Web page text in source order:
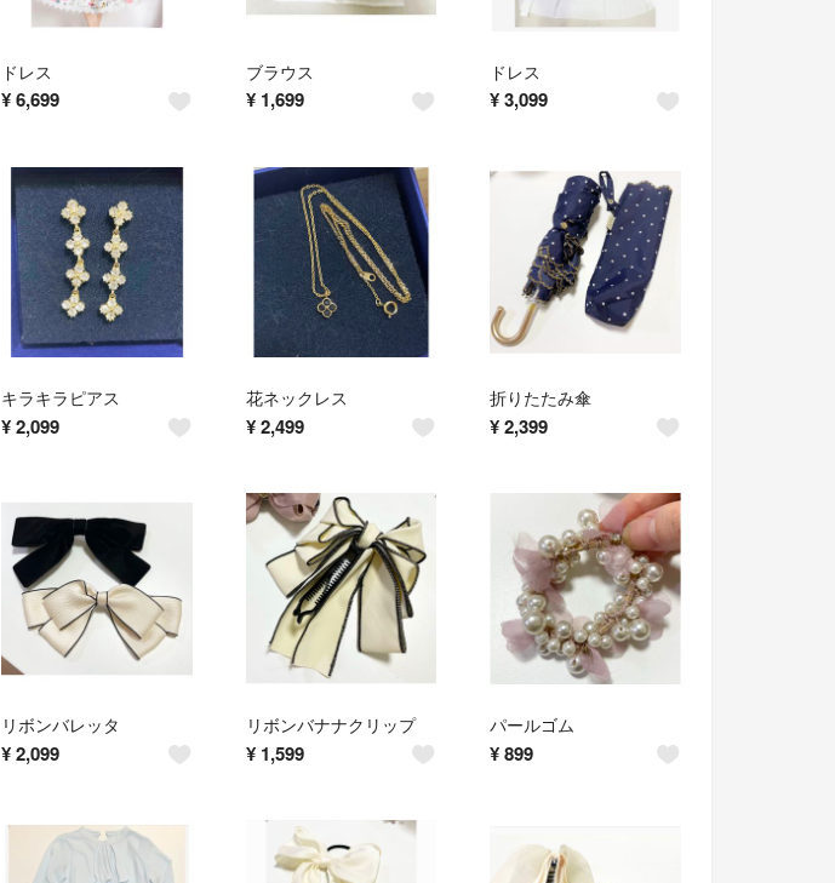
ドレス
¥6,699
ブラウス
¥ 1,699
ドレス
¥3,099
キラキラピアス
¥2,099
花ネックレス
¥ 2,499
折りたたみ傘
¥2,399
リボンバレッタ
¥2,099
リボンバナナクリップ
¥ 1,599
パールゴム
¥899